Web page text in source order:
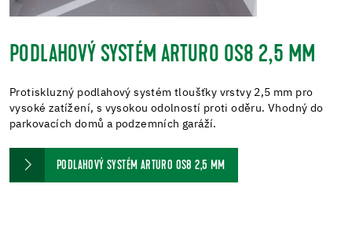
PODLAHOVÝ SYSTÉM ARTURO OS8 2,5 MM
Protiskluzný podlahový systém tloušťky vrstvy 2,5 mm pro
vysoké zatížení, s vysokou odolností proti oděru. Vhodný do
parkovacích domů a podzemních garáží.
PODLAHOVÝ SYSTÉM ARTURO OS8 2,5 MM